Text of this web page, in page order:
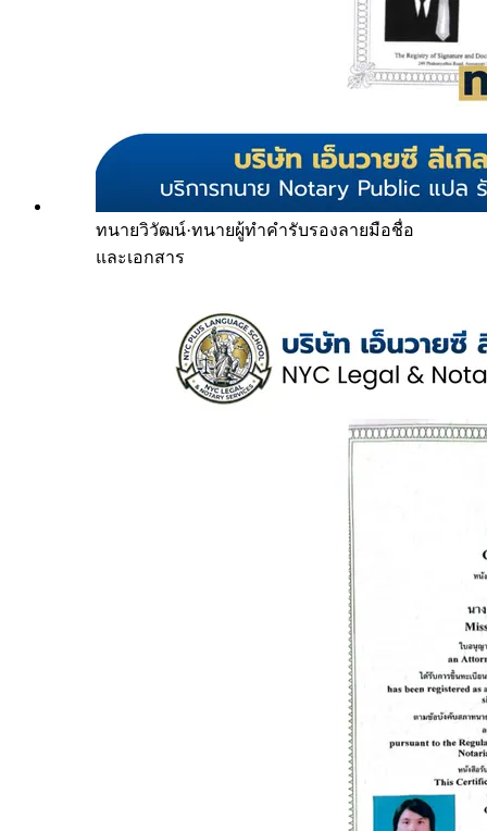
ทนายวิวัฒน์·ทนายผู้ทำคำรับรองลายมือชื่อ
และเอกสาร